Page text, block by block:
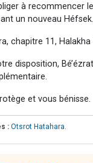
à recommencer
un nouveau Héfsek.
chapitre 11, Halakha
disposition,
et vous bénisse.
: Otsrot Hatahara.